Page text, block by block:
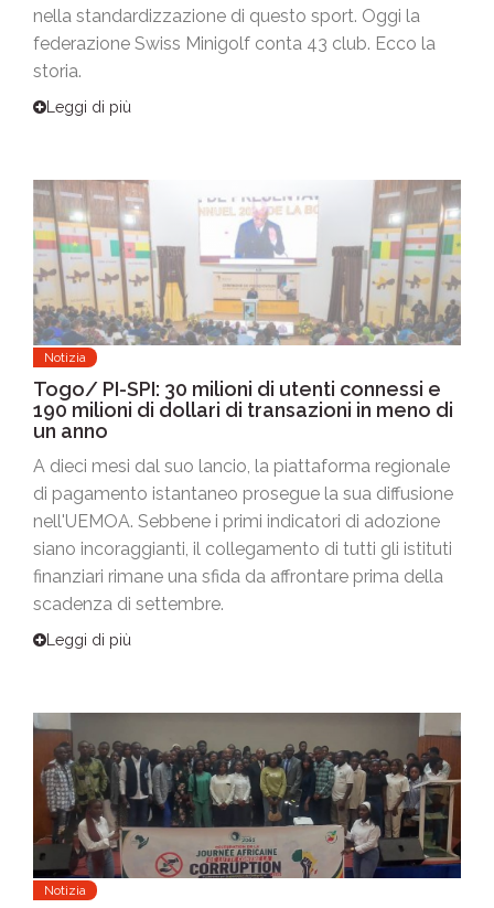
nella standardizzazione di questo sport. Oggi la
federazione Swiss Minigolf conta 43 club. Ecco la
storia.
Leggi di più
Notizia
Togo/ PI-SPI: 30 milioni di utenti connessi e
190 milioni di dollari di transazioni in meno di
un anno
A dieci mesi dal suo lancio, la piattaforma regionale
di pagamento istantaneo prosegue la sua diffusione
nell'UEMOA. Sebbene i primi indicatori di adozione
siano incoraggianti, il collegamento di tutti gli istituti
finanziari rimane una sfida da affrontare prima della
scadenza di settembre.
Leggi di più
Notizia